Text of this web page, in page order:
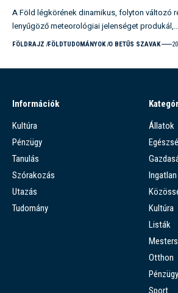
A Föld légkörének dinamikus, folyton változó
lenyűgöző meteorológiai jelenséget produkál,…
FÖLDRAJZ FÖLDTUDOMÁNYOK O BETŰS SZAVAK
Információk
Kultúra
Pénzügy
Tanulás
Szórakozás
Utazás
Tudomány
Állatok
Ingatlan
Kultúra
Listák
Otthon
Pénzügy
Sport